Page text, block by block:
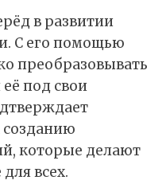
в развитии
С его помощью
преобразовывать
её под свои
которые делают
всех.